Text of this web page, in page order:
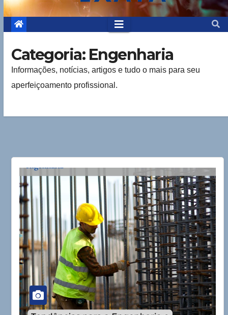
Categoria: Engenharia
Informações, notícias, artigos e tudo o mais para seu
aperfeiçoamento profissional.